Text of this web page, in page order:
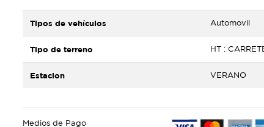
Tipos de vehículos Automovil
Tipo de terreno HT :
Estacion VERANO
Medios de Pago